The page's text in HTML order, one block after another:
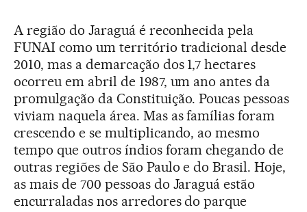
A região do Jaraguá é reconhecida pela
FUNAI como um território tradicional desde
2010, mas a demarcação dos 1,7 hectares
ocorreu em abril de 1987, um ano antes da
promulgação da Constituição. Poucas pessoas
viviam naquela área. Mas as famílias foram
crescendo e se multiplicando, ao mesmo
tempo que outros índios foram chegando de
outras regiões de São Paulo e do Brasil. Hoje,
as mais de 700 pessoas do Jaraguá estão
encurraladas nos arredores do parque